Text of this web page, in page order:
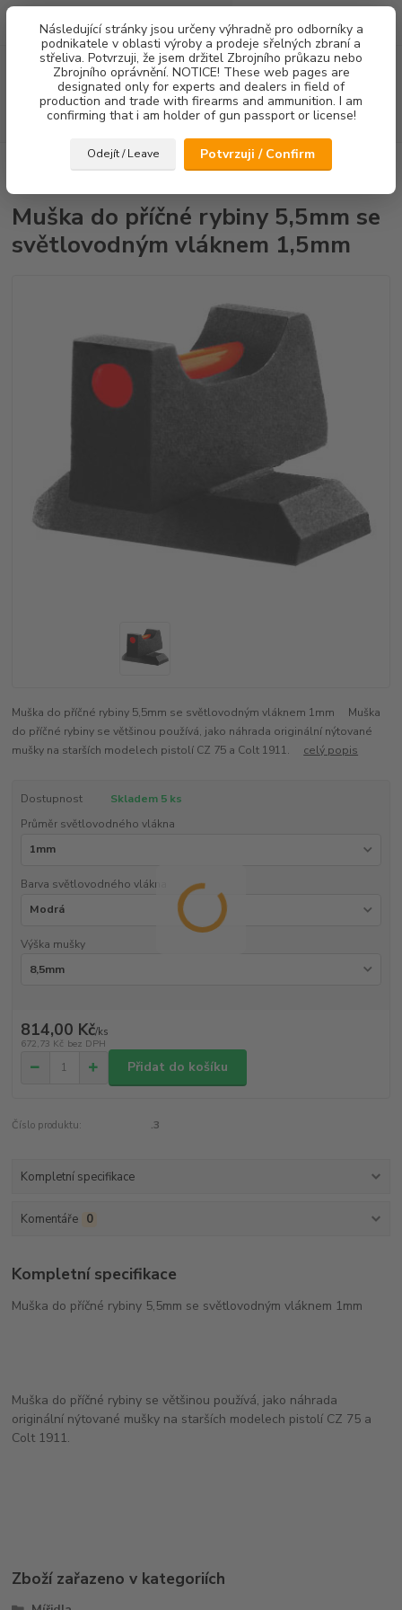
Následující stránky jsou určeny výhradně pro odborníky a
podnikatele v oblasti výroby a prodeje sřelných zbraní a
střeliva. Potvrzuji, že jsem držitel Zbrojního průkazu nebo
Zbrojního oprávnění. NOTICE! These web pages are
designated only for experts and dealers in field of
production and trade with firearms and ammunition. I am
confirming that i am holder of gun passport or license!
Odejít / Leave Potvrzuji / Confirm
Menu
Hledat
za0,00 Kč
CZ75/CZ85 Mušky
Muška do příčné rybiny 5,5mm
Muška do příčné rybiny 5,5mm se
světlovodným vláknem 1,5mm
Muška do příčné rybiny 5,5mm se světlovodným vláknem 1mm Muška
do příčné rybiny se většinou používá, jako náhrada originální nýtované
mušky na starších modelech pistolí CZ 75 a Colt 1911. celý popis
Dostupnost
Skladem 5 ks
Průměr světlovodného vlákna
Barva světlovodného vlákna
Výška mušky
814,00 Kč/ks
672,73 Kč bez DPH
Přidat do košíku
Číslo produktu: .3
Kompletní specifikace
Komentáře 0
Kompletní specifikace
Muška do příčné rybiny 5,5mm se světlovodným vláknem 1mm
Muška do příčné rybiny se většinou používá, jako náhrada
originální nýtované mušky na starších modelech pistolí CZ 75 a
Colt 1911.
Zboží zařazeno v kategoriích